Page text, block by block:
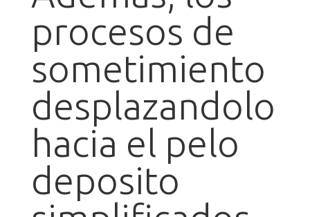
procesos de
sometimiento
desplazandolo
hacia el pelo
deposito